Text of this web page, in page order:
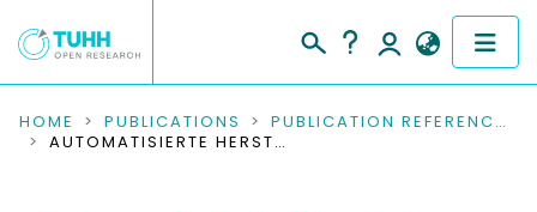
COMMUNITIES & COLLECTIONS
HOME PUBLICATIONS
PUBLICATION REFERENCES
AUTOMATISIERTE HERSTELLUNG INDIVIDUELLER, EBENER SANDWICHBAUTEILE FÜR FLUGZEUGKABINENINTERIEUR